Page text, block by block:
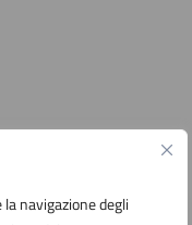
navigazione degli